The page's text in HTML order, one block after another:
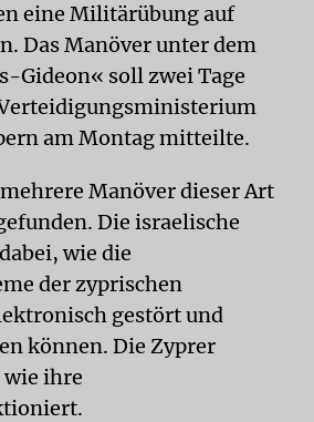
eine Militärübung auf
Das Manöver unter dem
Gideon« soll zwei Tage
am Montag mitteilte.
Manöver dieser Art
Die israelische
wie die
der zyprischen
gestört und
können. Die Zyprer
wie ihre